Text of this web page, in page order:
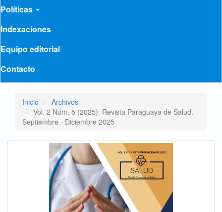
Políticas
Indexaciones
Equipo editorial
Contacto
Inicio
Archivos
Vol. 2 Núm. 5 (2025): Revista Paraguaya de Salud.
Septiembre - Diciembre 2025